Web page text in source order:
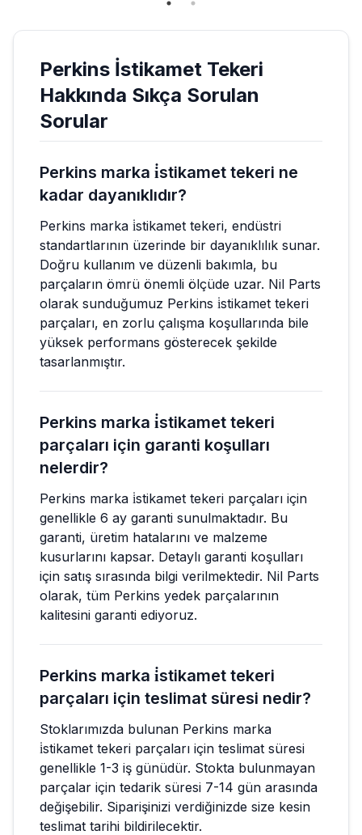
Perkins İstikamet Tekeri
Hakkında Sıkça Sorulan
Sorular
Perkins marka i̇stikamet tekeri ne
kadar dayanıklıdır?
Perkins marka i̇stikamet tekeri, endüstri
standartlarının üzerinde bir dayanıklılık sunar.
Doğru kullanım ve düzenli bakımla, bu
parçaların ömrü önemli ölçüde uzar. Nil Parts
olarak sunduğumuz Perkins i̇stikamet tekeri
parçaları, en zorlu çalışma koşullarında bile
yüksek performans gösterecek şekilde
tasarlanmıştır.
Perkins marka i̇stikamet tekeri
parçaları için garanti koşulları
nelerdir?
Perkins marka i̇stikamet tekeri parçaları için
genellikle 6 ay garanti sunulmaktadır. Bu
garanti, üretim hatalarını ve malzeme
kusurlarını kapsar. Detaylı garanti koşulları
için satış sırasında bilgi verilmektedir. Nil Parts
olarak, tüm Perkins yedek parçalarının
kalitesini garanti ediyoruz.
Perkins marka i̇stikamet tekeri
parçaları için teslimat süresi nedir?
Stoklarımızda bulunan Perkins marka
i̇stikamet tekeri parçaları için teslimat süresi
genellikle 1-3 iş günüdür. Stokta bulunmayan
parçalar için tedarik süresi 7-14 gün arasında
değişebilir. Siparişinizi verdiğinizde size kesin
teslimat tarihi bildirilecektir.